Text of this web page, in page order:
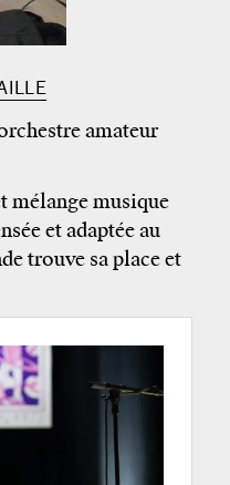
amateur
mélange musique
et adaptée au
trouve sa place et